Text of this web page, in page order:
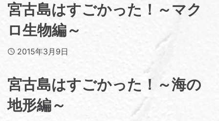
宮古島はすごかった！～マク
ロ生物編～
Published
2015年3月9日
宮古島はすごかった！～海の
地形編～